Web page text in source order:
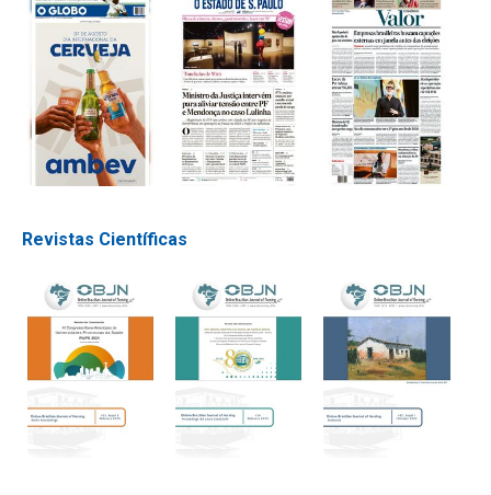
Revistas Científicas